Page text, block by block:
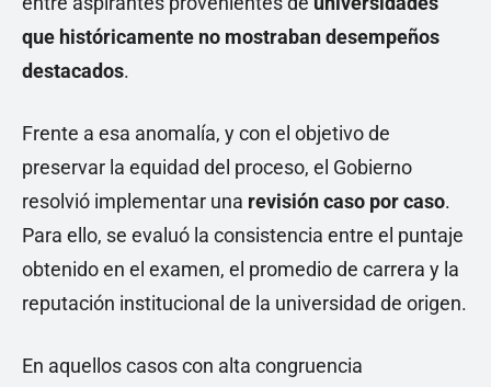
que históricamente no mostraban desempeños
destacados.
Frente a esa anomalía, y con el objetivo de
preservar la equidad del proceso, el Gobierno
resolvió implementar una revisión caso por caso.
Para ello, se evaluó la consistencia entre el puntaje
obtenido en el examen, el promedio de carrera y la
reputación institucional de la universidad de origen.
En aquellos casos con alta congruencia